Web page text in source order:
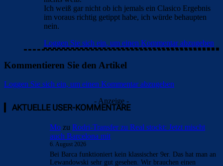
Ich weiß gar nicht ob ich jemals ein Clasico Ergebnis
im voraus richtig getippt habe, ich würde behaupten
nein.
Loggen Sie sich ein, um einen Kommentar abzugeben
Kommentieren Sie den Artikel
Loggen Sie sich ein, um einen Kommentar abzugeben